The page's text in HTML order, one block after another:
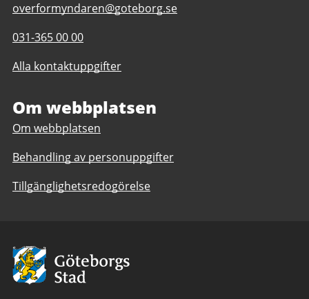
E-
till
Överförmyndaren
overformyndaren@goteborg.se
Telefonnummer
Överförmyndaren
031-365 00 00
Alla kontaktuppgifter
Om webbplatsen
Om webbplatsen
Behandling av personuppgifter
Tillgänglighetsredogörelse
Avsändare:
Göteborgs
Stad